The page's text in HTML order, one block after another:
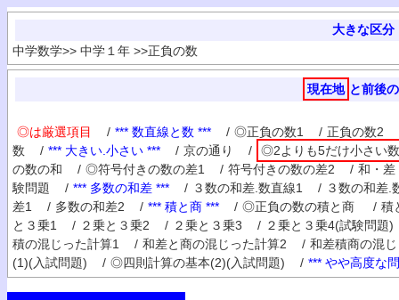
大きな区分
中学数学>> 中学１年 >>正負の数
現在地 と前後
◎は厳選項目 / *** 数直線と数 *** / ◎正負の数1 / 正負の数2
数
/ *** 大きい.小さい *** / 京の通り /
◎2よりも5だけ小さい数
の数の和
/ ◎符号付きの数の差1 / 符号付きの数の差2 / 和・差
験問題
/ *** 多数の和差 *** / ３数の和差.数直線1 / ３数の和差.
差1
/ 多数の和差2 / *** 積と商 *** / ◎正負の数の積と商 /
と３乗1
/ ２乗と３乗2 / ２乗と３乗3 / ２乗と３乗4(試験問題)
積の混じった計算1
/ 和差と商の混じった計算2 / 和差積商の混
(1)(入試問題)
/ ◎四則計算の基本(2)(入試問題) / *** やや高度な